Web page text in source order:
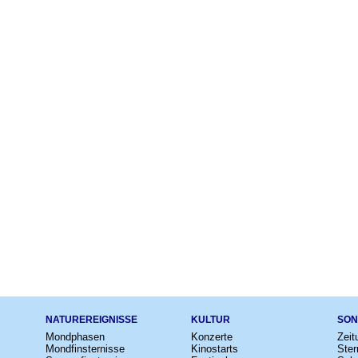
NATUREREIGNISSE
Mondphasen
Mondfinsternisse
KULTUR
Konzerte
Kinostarts